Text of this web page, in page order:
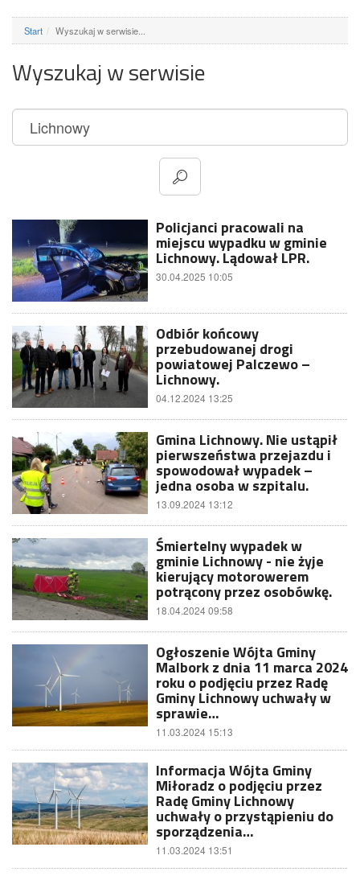
Start Wyszukaj w serwisie...
Wyszukaj w serwisie
Policjanci pracowali na
miejscu wypadku w gminie
Lichnowy. Lądował LPR.
30.04.2025 10:05
Odbiór końcowy
przebudowanej drogi
powiatowej Palczewo –
Lichnowy.
04.12.2024 13:25
Gmina Lichnowy. Nie ustąpił
pierwszeństwa przejazdu i
spowodował wypadek –
jedna osoba w szpitalu.
13.09.2024 13:12
Śmiertelny wypadek w
gminie Lichnowy - nie żyje
kierujący motorowerem
potrącony przez osobówkę.
18.04.2024 09:58
Ogłoszenie Wójta Gminy
Malbork z dnia 11 marca 2024
roku o podjęciu przez Radę
Gminy Lichnowy uchwały w
sprawie…
11.03.2024 15:13
Informacja Wójta Gminy
Miłoradz o podjęciu przez
Radę Gminy Lichnowy
uchwały o przystąpieniu do
sporządzenia…
11.03.2024 13:51